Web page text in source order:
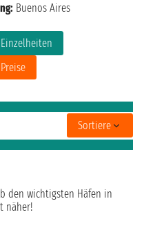
Einzelheiten
Preise
Buenos Aires
Sortiere
den wichtigsten Häfen in
näher!